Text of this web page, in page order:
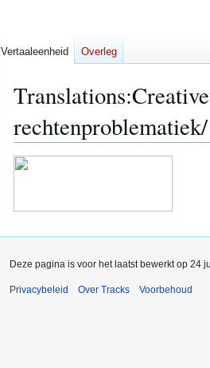
Translations:
Naar
Naar
Vertaaleenheid Overleg
Deze pagina is voor het laatst bewerkt op 24
Privacybeleid Over Tracks Voorbehoud